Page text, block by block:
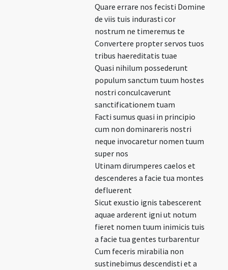
Quare errare nos fecisti Domine
de viis tuis indurasti cor
nostrum ne timeremus te
Convertere propter servos tuos
tribus haereditatis tuae
Quasi nihilum possederunt
populum sanctum tuum hostes
nostri conculcaverunt
sanctificationem tuam
Facti sumus quasi in principio
cum non dominareris nostri
neque invocaretur nomen tuum
super nos
Utinam dirumperes caelos et
descenderes a facie tua montes
defluerent
Sicut exustio ignis tabescerent
aquae arderent igni ut notum
fieret nomen tuum inimicis tuis
a facie tua gentes turbarentur
Cum feceris mirabilia non
sustinebimus descendisti et a